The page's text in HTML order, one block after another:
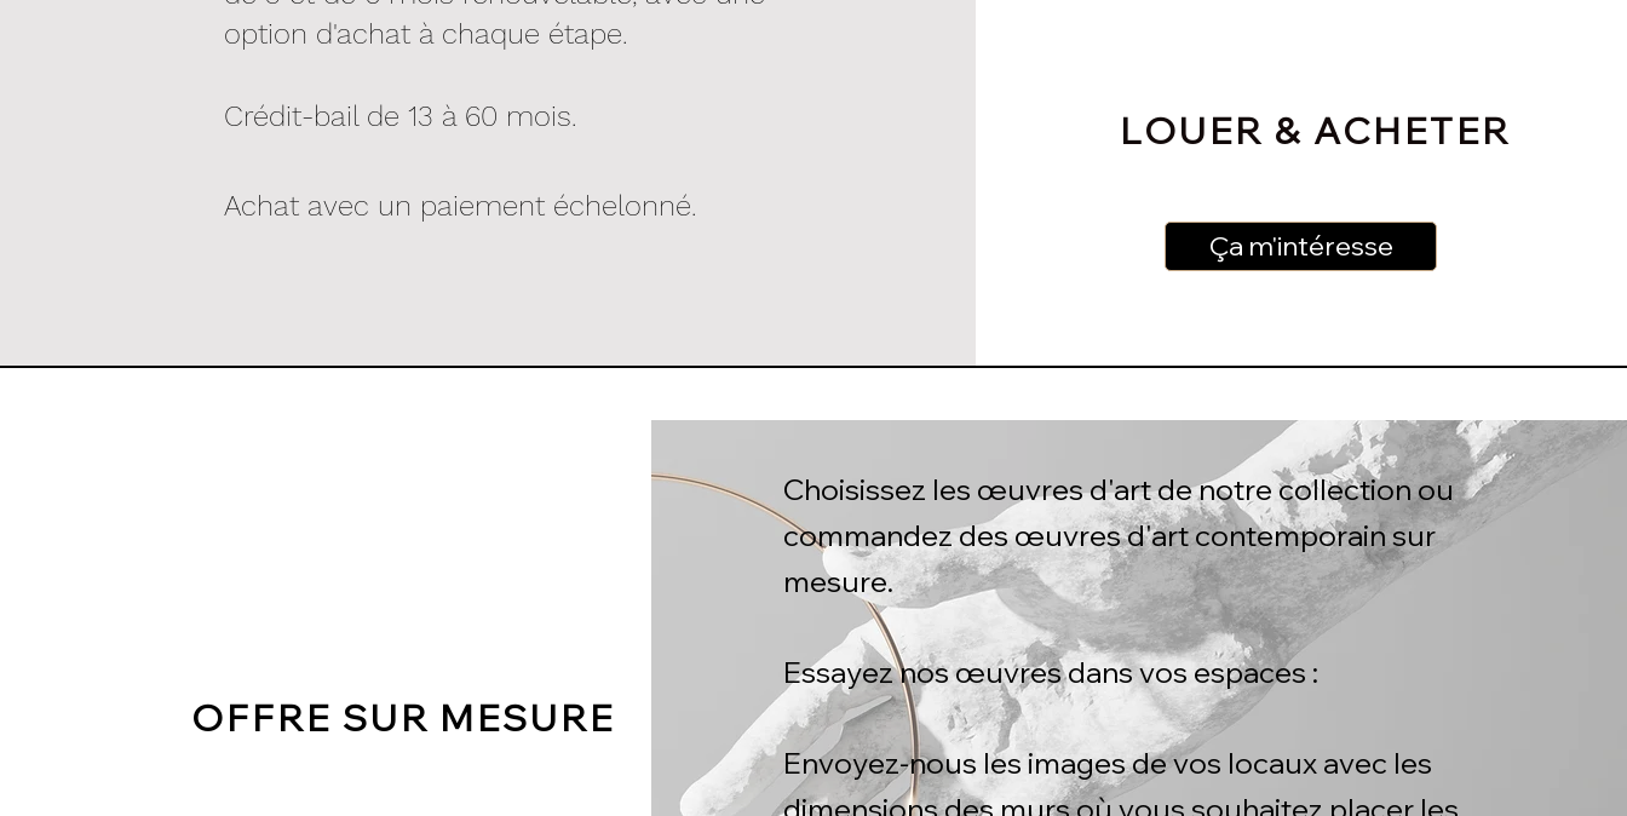
option d'achat à chaque étape.
Crédit-bail de 13 à 60 mois.
Achat avec un paiement échelonné.
LOUER & ACHETER
Ça m'intéresse
OFFRE SUR MESURE
Choisissez les œuvres d'art de notre collection ou
commandez des œuvres d'art contemporain sur
mesure.
Essayez nos œuvres dans vos espaces :
Envoyez-nous les images de vos locaux avec les
dimensions des murs où vous souhaitez placer les